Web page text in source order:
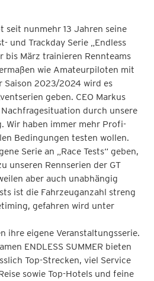
seit nunmehr 13 Jahren seine
und Trackday Serie „Endless
bis März trainieren Rennteams
wie Amateurpiloten mit
Saison 2023/2024 wird es
geben. CEO Markus
durch unsere
Wir haben immer mehr Profi-
Bedingungen testen wollen.
Serie an „Race Tests“ geben,
unseren Rennserien der GT
aber auch unabhängig
ist die Fahrzeuganzahl streng
gefahren wird unter
ihre eigene Veranstaltungsserie.
ENDLESS SUMMER bieten
Top-Strecken, viel Service
sowie Top-Hotels und feine